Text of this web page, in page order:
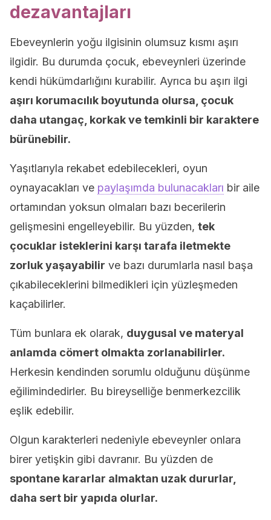
dezavantajları
Ebeveynlerin yoğu ilgisinin olumsuz kısmı aşırı
ilgidir. Bu durumda çocuk, ebeveynleri üzerinde
kendi hükümdarlığını kurabilir. Ayrıca bu aşırı ilgi
aşırı korumacılık boyutunda olursa, çocuk
daha utangaç, korkak ve temkinli bir karaktere
bürünebilir.
Yaşıtlarıyla rekabet edebilecekleri, oyun
oynayacakları ve paylaşımda bulunacakları bir aile
ortamından yoksun olmaları bazı becerilerin
gelişmesini engelleyebilir. Bu yüzden, tek
çocuklar isteklerini karşı tarafa iletmekte
zorluk yaşayabilir ve bazı durumlarla nasıl başa
çıkabileceklerini bilmedikleri için yüzleşmeden
kaçabilirler.
Tüm bunlara ek olarak, duygusal ve materyal
anlamda cömert olmakta zorlanabilirler.
Herkesin kendinden sorumlu olduğunu düşünme
eğilimindedirler. Bu bireyselliğe benmerkezcilik
eşlik edebilir.
Olgun karakterleri nedeniyle ebeveynler onlara
birer yetişkin gibi davranır. Bu yüzden de
spontane kararlar almaktan uzak dururlar,
daha sert bir yapıda olurlar.